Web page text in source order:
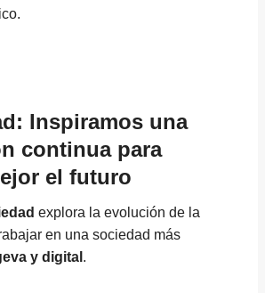
Inspiramos una
continua para
el futuro
explora la evolución de la
en una sociedad más
y digital .